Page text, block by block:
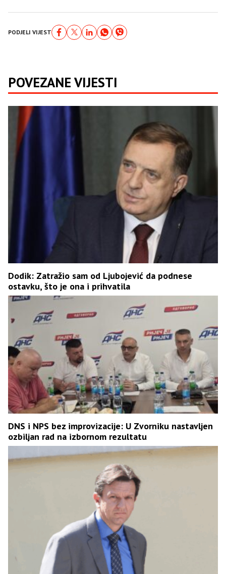
PODJELI VIJEST
POVEZANE VIJESTI
Dodik: Zatražio sam od Ljubojević da podnese
ostavku, što je ona i prihvatila
DNS i NPS bez improvizacije: U Zvorniku nastavljen
ozbiljan rad na izbornom rezultatu